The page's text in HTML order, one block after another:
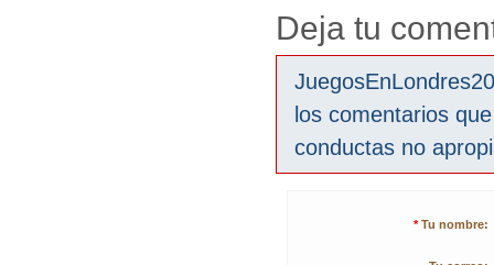
Deja tu
los comentarios
conductas no
* Tu nombre: